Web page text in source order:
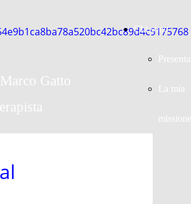
Gatto
Chi sono
La mia
missione